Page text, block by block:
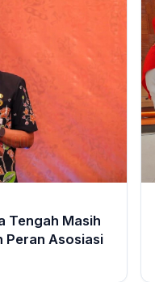
Tengah Masih
Peran Asosiasi